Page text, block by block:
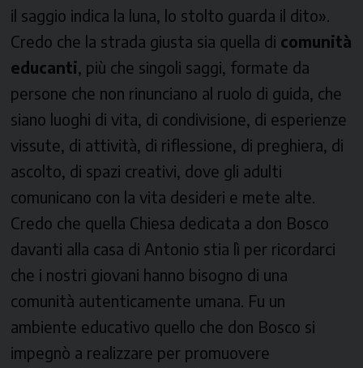
il saggio indica la luna, lo stolto guarda il dito».
Credo che la strada giusta sia quella di comunità
educanti, più che singoli saggi, formate da
persone che non rinunciano al ruolo di guida, che
siano luoghi di vita, di condivisione, di esperienze
vissute, di attività, di riflessione, di preghiera, di
ascolto, di spazi creativi, dove gli adulti
comunicano con la vita desideri e mete alte.
Credo che quella Chiesa dedicata a don Bosco
davanti alla casa di Antonio stia lì per ricordarci
che i nostri giovani hanno bisogno di una
comunità autenticamente umana. Fu un
ambiente educativo quello che don Bosco si
impegnò a realizzare per promuovere